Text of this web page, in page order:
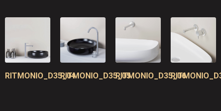
RITMONIO_D35_04RITMONIO_D35_05RITMONIO_D35_06